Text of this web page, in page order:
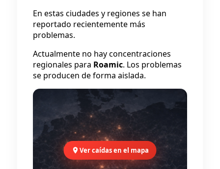
En estas ciudades y regiones se han
reportado recientemente más
problemas.
Actualmente no hay concentraciones
regionales para Roamic. Los problemas
se producen de forma aislada.
Ver caídas en el mapa